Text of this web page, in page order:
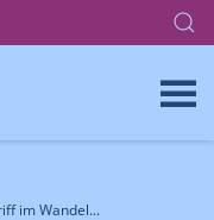
im Wandel...